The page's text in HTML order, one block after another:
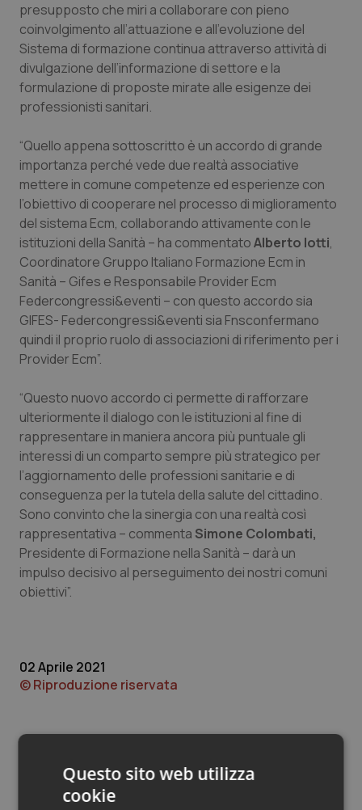
Marche
Molise
Piemonte
Provincia Autonoma di Bolzano
Provincia Autonoma di Trento
Puglia
Sardegna
Sicilia
Toscana
Umbria
Valle D’Aosta
Veneto
Donna & Salute
Epatiti
HIV
Infezioni & Febbre
Ipertensione & Scompenso
Malattie rare
Malattia di Crohn & Rettocolite Ulcerosa
Neuroscienze & patologie neurodegenerative
Obesità
Oftalmologia
Oncodermatologia
Oncoematologia
Oncologia & Nutrizione
Psoriasi & pelle
Quotidiano Chirurgia
Rene & patologie urogenitali
presupposto che miri a collaborare con pieno
coinvolgimento all’attuazione e all’evoluzione del
Sistema di formazione continua attraverso attività di
divulgazione dell’informazione di settore e la
formulazione di proposte mirate alle esigenze dei
professionisti sanitari.
“Quello appena sottoscritto è un accordo di grande
importanza perché vede due realtà associative
mettere in comune competenze ed esperienze con
l’obiettivo di cooperare nel processo di miglioramento
del sistema Ecm, collaborando attivamente con le
istituzioni della Sanità – ha commentatoAlberto Iotti,
Coordinatore Gruppo Italiano Formazione Ecm in
Sanità – Gifes e Responsabile Provider Ecm
Federcongressi&eventi – con questo accordo sia
GIFES- Federcongressi&eventi sia Fnsconfermano
quindi il proprio ruolo di associazioni di riferimento per i
Provider Ecm”.
“Questo nuovo accordo ci permette di rafforzare
ulteriormente il dialogo con le istituzioni al fine di
rappresentare in maniera ancora più puntuale gli
interessi di un comparto sempre più strategico per
l’aggiornamento delle professioni sanitarie e di
conseguenza per la tutela della salute del cittadino.
Sono convinto che la sinergia con una realtà così
rappresentativa – commenta Simone Colombati,
Presidente di Formazione nella Sanità – darà un
impulso decisivo al perseguimento dei nostri comuni
obiettivi”.
02 Aprile 2021
© Riproduzione riservata
Questo sito web utilizza
cookie